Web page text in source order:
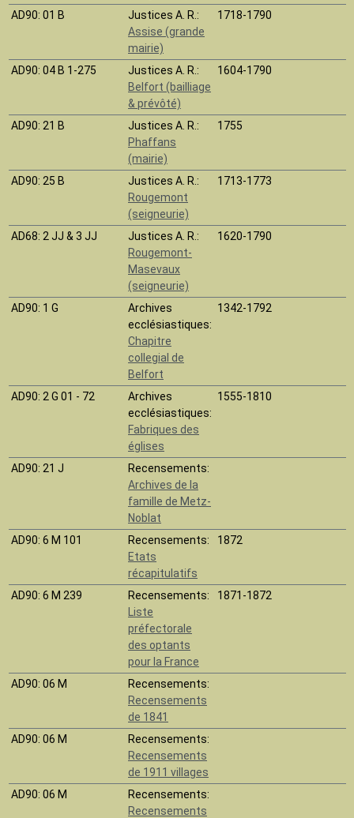
AD90: 01 B
Justices A. R.:
Assise (grande
mairie)
1718-1790
AD90: 04 B 1-275
Justices A. R.:
Belfort (bailliage
& prévôté)
1604-1790
AD90: 21 B
Justices A. R.:
Phaffans
(mairie)
1755
AD90: 25 B
Justices A. R.:
Rougemont
(seigneurie)
1713-1773
AD68: 2 JJ & 3 JJ
Justices A. R.:
Rougemont-
Masevaux
(seigneurie)
1620-1790
AD90: 1 G
Archives
ecclésiastiques:
Chapitre
collegial de
Belfort
1342-1792
AD90: 2 G 01 - 72
Archives
ecclésiastiques:
Fabriques des
églises
1555-1810
AD90: 21 J
Recensements:
Archives de la
famille de Metz-
Noblat
AD90: 6 M 101
Recensements:
Etats
récapitulatifs
1872
AD90: 6 M 239
Recensements:
Liste
préfectorale
des optants
pour la France
1871-1872
AD90: 06 M
Recensements:
Recensements
de 1841
AD90: 06 M
Recensements:
Recensements
de 1911 villages
AD90: 06 M
Recensements:
Recensements